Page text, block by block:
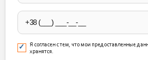
empty.
Я согласен с тем, что мои предоставленные
хранятся.